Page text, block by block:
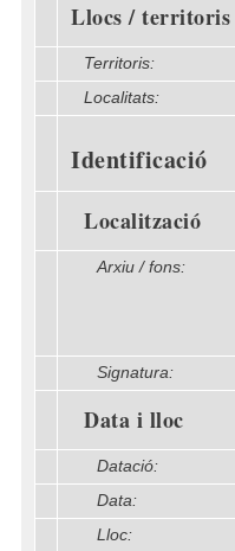
Llocs / territoris
Territoris:
Localitats:
Identificació
Localització
Arxiu / fons:
Signatura:
Data i lloc
Datació:
Data:
Lloc: